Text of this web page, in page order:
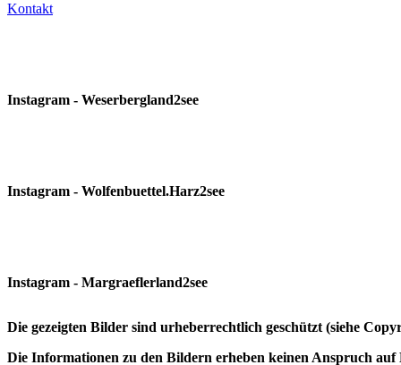
Kontakt
Instagram - Weserbergland2see
Instagram - Wolfenbuettel.Harz2see
Instagram - Margraeflerland2see
Die gezeigten Bilder sind urheberrechtlich geschützt (siehe
Die Informationen zu den Bildern erheben keinen Anspruch